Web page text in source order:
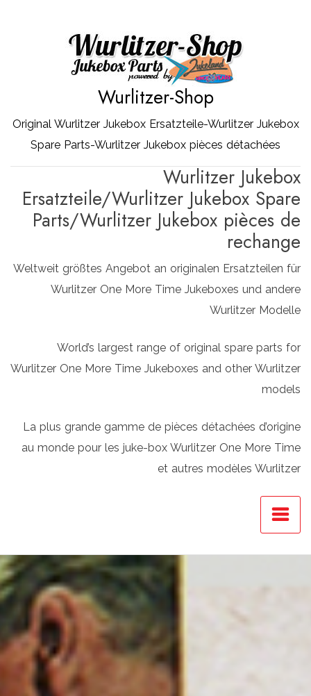
Wurlitzer-Shop
Original Wurlitzer Jukebox Ersatzteile-Wurlitzer Jukebox
Spare Parts-Wurlitzer Jukebox pièces détachées
Wurlitzer Jukebox
Ersatzteile/Wurlitzer Jukebox Spare
Parts/Wurlitzer Jukebox pièces de
rechange
Weltweit größtes Angebot an originalen Ersatzteilen für
Wurlitzer One More Time Jukeboxes und andere
Wurlitzer Modelle
World’s largest range of original spare parts for
Wurlitzer One More Time Jukeboxes and other Wurlitzer
models
La plus grande gamme de pièces détachées d’origine
au monde pour les juke-box Wurlitzer One More Time
et autres modèles Wurlitzer